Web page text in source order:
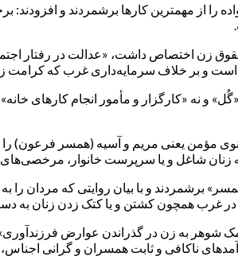
را از مهمترین کارها برشمردند و
زن اختصاص داشت، «عدالت در رفتار
و بر خلاف سرمایه‌داری غرب که کرامت زن
و نه «کارگزار و مأمور انجام کارهای
مؤمن یعنی مریم و آسیه (همسر
زنان شاغل و یا سرپرست خانوار،
برشمردند و با بیان روایتی که مردان را
در غرب همچون کشتن و یا کتک زدن زنان
شوهر به زن در گذراندن عوارض
ناکافی و ثابت همسران و گرانی اجناس،